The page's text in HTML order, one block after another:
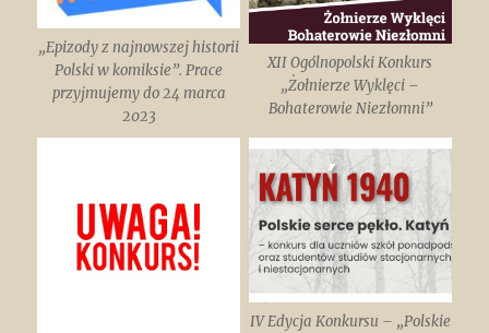
„Epizody z najnowszej historii
Polski w komiksie”. Prace
przyjmujemy do 24 marca
2023
XII Ogólnopolski Konkurs
„Żołnierze Wyklęci –
Bohaterowie Niezłomni”
IV Edycja Konkursu – „Polskie